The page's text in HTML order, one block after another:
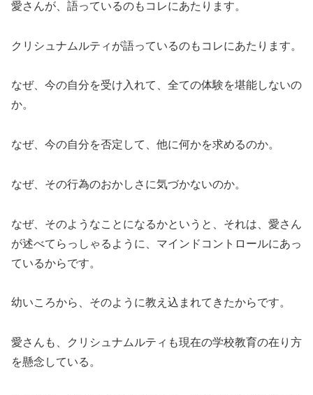
愛さんが、語っているのもコレにあたります。
クリシュナムルティが語っているのもコレにあたります。
なぜ、今の自分を受け入れて、全ての体験を堪能しないの
か。
なぜ、今の自分を否定して、他に何かを求めるのか。
なぜ、その行為のおかしさに気づかないのか。
なぜ、そのようなことになるかというと、それは、愛さん
が述べてらっしゃるように、マインドコントロールにあっ
ているからです。
幼いころから、そのように教え込まれてきたからです。
愛さんも、クリシュナムルティも現在の学校教育の在り方
を懸念している。